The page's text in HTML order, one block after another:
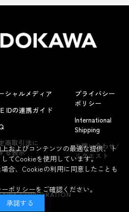
シャルメディア
IDの連携ガイド
商取引法に
る表示
プライバシー
ポリシー
International
Shipping
お問い合わせ/
リクエスト
CORPORATION
およびコンテンツの最適な提供、ト
てCookieを使用しています。
合、Cookieの利用に同意したことも
ポリシーをご確認ください。
承諾する